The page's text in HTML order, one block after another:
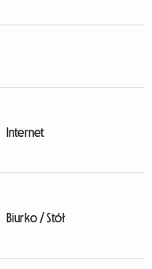
Internet
Biurko / Stół